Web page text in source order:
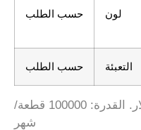
لون حسب الطلب
التعبئة حسب الطلب
السعر: 0.95 دولار ~ 1.00 دولار. القدرة: 100000 قطعة/
شهر